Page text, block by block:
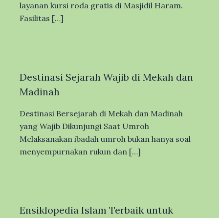
layanan kursi roda gratis di Masjidil Haram.
Fasilitas […]
Destinasi Sejarah Wajib di Mekah dan
Madinah
Destinasi Bersejarah di Mekah dan Madinah
yang Wajib Dikunjungi Saat Umroh
Melaksanakan ibadah umroh bukan hanya soal
menyempurnakan rukun dan […]
Ensiklopedia Islam Terbaik untuk